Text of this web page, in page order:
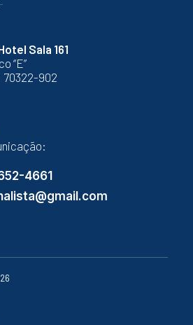
Sala 161
“E”
70322-902
4661